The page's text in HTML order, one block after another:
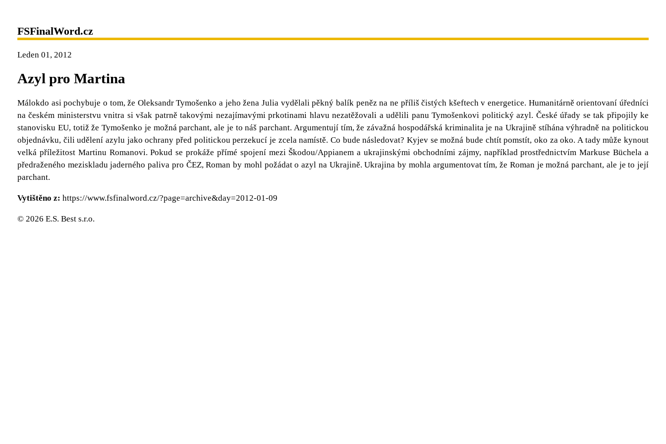
FSFinalWord.cz
Leden 01, 2012
Azyl pro Martina
Málokdo asi pochybuje o tom, že Oleksandr Tymošenko a jeho žena Julia vydělali pěkný balík peněz na ne příliš čistých kšeftech v energetice. Humanitárně orientovaní úředníci
na českém ministerstvu vnitra si však patrně takovými nezajímavými prkotinami hlavu nezatěžovali a udělili panu Tymošenkovi politický azyl. České úřady se tak připojily ke
stanovisku EU, totiž že Tymošenko je možná parchant, ale je to náš parchant. Argumentují tím, že závažná hospodářská kriminalita je na Ukrajině stíhána výhradně na politickou
objednávku, čili udělení azylu jako ochrany před politickou perzekucí je zcela namístě. Co bude následovat? Kyjev se možná bude chtít pomstít, oko za oko. A tady může kynout
velká příležitost Martinu Romanovi. Pokud se prokáže přímé spojení mezi Škodou/Appianem a ukrajinskými obchodními zájmy, například prostřednictvím Markuse Büchela a
předraženého meziskladu jaderného paliva pro ČEZ, Roman by mohl požádat o azyl na Ukrajině. Ukrajina by mohla argumentovat tím, že Roman je možná parchant, ale je to její
parchant.
Vytištěno z: https://www.fsfinalword.cz/?page=archive&day=2012-01-09
© 2026 E.S. Best s.r.o.